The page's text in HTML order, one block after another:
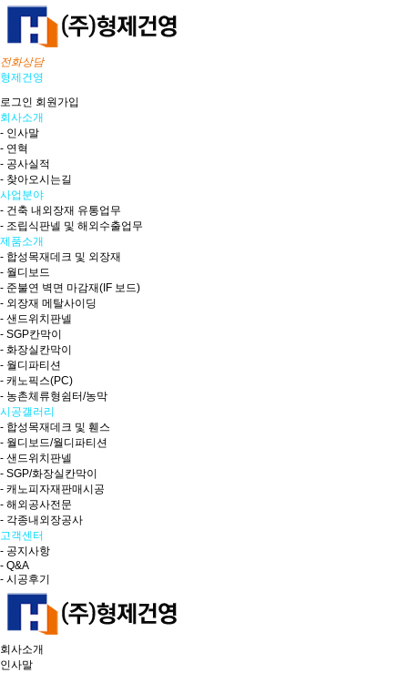
전화상담
형제건영
로그인 회원가입
회사소개
- 인사말
- 연혁
- 공사실적
- 찾아오시는길
사업분야
- 건축 내외장재 유통업무
- 조립식판넬 및 해외수출업무
제품소개
- 합성목재데크 및 외장재
- 월디보드
- 준불연 벽면 마감재(IF 보드)
- 외장재 메탈사이딩
- 샌드위치판넬
- SGP칸막이
- 화장실칸막이
- 월디파티션
- 캐노픽스(PC)
- 농촌체류형쉼터/농막
시공갤러리
- 합성목재데크 및 휀스
- 월디보드/월디파티션
- 샌드위치판넬
- SGP/화장실칸막이
- 캐노피자재판매시공
- 해외공사전문
- 각종내외장공사
고객센터
- 공지사항
- Q&A
- 시공후기
회사소개
인사말